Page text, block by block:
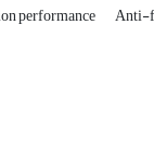
performance Anti-